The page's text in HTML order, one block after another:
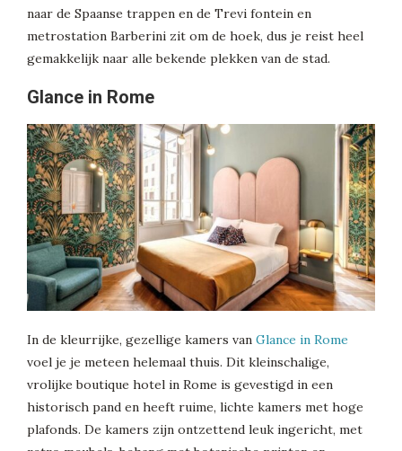
naar de Spaanse trappen en de Trevi fontein en
metrostation Barberini zit om de hoek, dus je reist heel
gemakkelijk naar alle bekende plekken van de stad.
Glance in Rome
In de kleurrijke, gezellige kamers van Glance in Rome
voel je je meteen helemaal thuis. Dit kleinschalige,
vrolijke boutique hotel in Rome is gevestigd in een
historisch pand en heeft ruime, lichte kamers met hoge
plafonds. De kamers zijn ontzettend leuk ingericht, met